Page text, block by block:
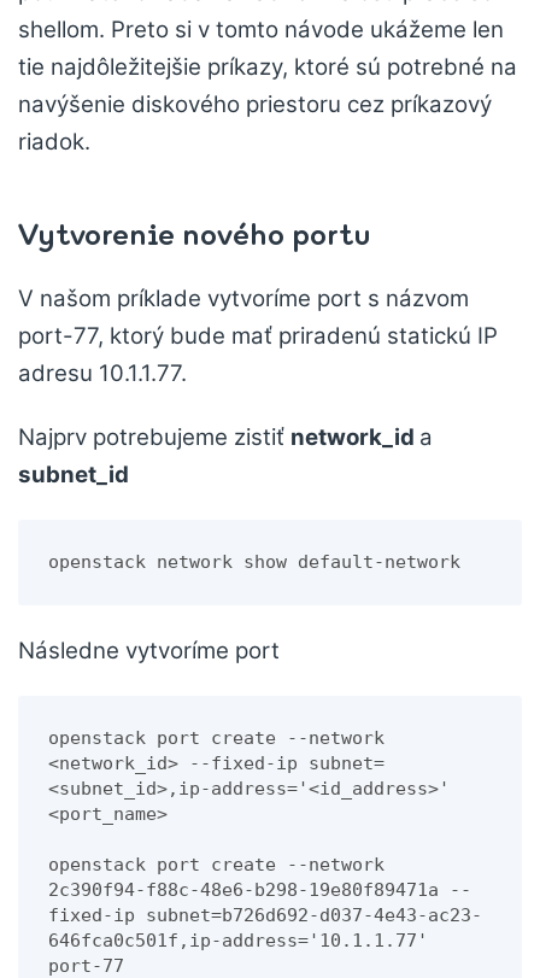
shellom. Preto si v tomto návode ukážeme len
tie najdôležitejšie príkazy, ktoré sú potrebné na
navýšenie diskového priestoru cez príkazový
riadok.
Vytvorenie nového portu
V našom príklade vytvoríme port s názvom
port-77, ktorý bude mať priradenú statickú IP
adresu 10.1.1.77.
Najprv potrebujeme zistiť network_id a
subnet_id
openstack network show default-network
Následne vytvoríme port
openstack port create --network
<network_id> --fixed-ip subnet=
<subnet_id>,ip-address='<id_address>'
<port_name>
openstack port create --network
2c390f94-f88c-48e6-b298-19e80f89471a --
fixed-ip subnet=b726d692-d037-4e43-ac23-
646fca0c501f,ip-address='10.1.1.77'
port-77